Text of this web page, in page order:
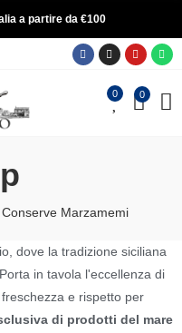
a partire da €100
0 0
Marzamemi
dove la tradizione siciliana
in tavola l'eccellenza di
e rispetto per
di prodotti del mare